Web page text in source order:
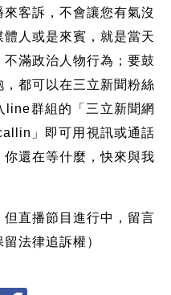
客訴，不會讓您有氣沒
人或是來賓，就是當天
滿政治人物行為；要鼓
都可以在三立新聞粉絲
line群組的「三立新聞網
」即可用視訊或通話
還在等什麼，快來與我
但直播節目進行中，留言
法律追訴權）